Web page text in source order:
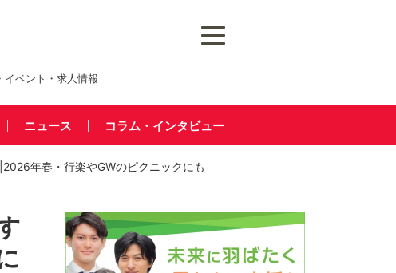
イベント・求人情報
ニュース コラム・インタビュー
年春・行楽やGWのピクニックにも